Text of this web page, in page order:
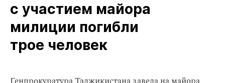
с участием майора
милиции погибли
трое человек